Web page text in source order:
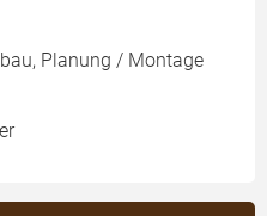
Planung / Montage